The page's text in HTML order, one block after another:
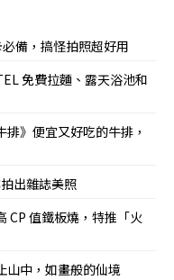
備，搞怪拍照超好用
免費拉麵、露天浴池和
》便宜又好吃的牛排，
出雜誌美照
CP 值鐵板燒，特推「火
山中，如畫般的仙境